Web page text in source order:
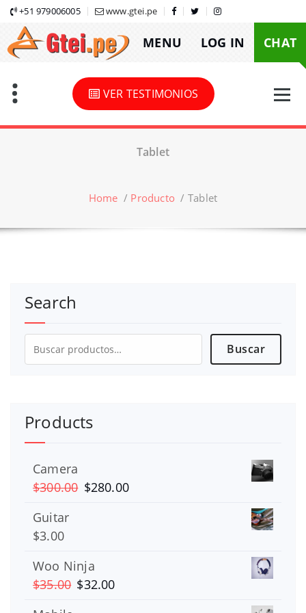
Skip
content
+51 979006005 www.gtei.pe
MENU LOG IN CHAT
VER TESTIMONIOS
Tablet
Home / Producto / Tablet
Search
Buscar
Buscar
Products
Camera
$300.00 El
$300.00.
$280.00
Guitar
$3.00
Woo Ninja
$35.00 El
$32.00